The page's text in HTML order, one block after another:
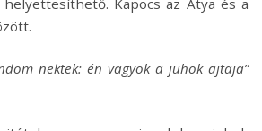
Kapocs az Atya és a
nektek: én vagyok a juhok ajtaja”